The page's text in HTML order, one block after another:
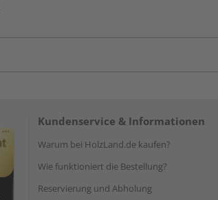
Kundenservice & Informationen
Warum bei HolzLand.de kaufen?
Wie funktioniert die Bestellung?
Reservierung und Abholung